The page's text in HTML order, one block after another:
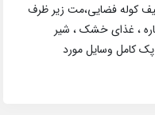
کوله فضایی،مت زیر ظرف
اصل ترکیه ، خونه مسقف ۲ کاره ، غذای خشک ، شیر
کامل وسایل مورد